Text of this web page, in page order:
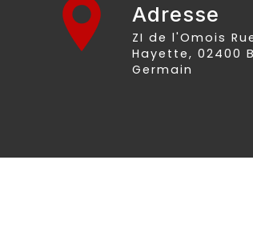
Adresse
ZI de l'Omois Rue de la
Hayette, 02400
Germain